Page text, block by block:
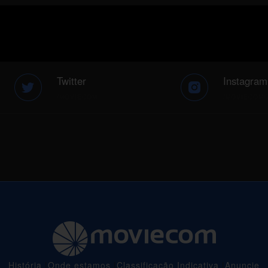
Twitter Instagram
História Onde estamos Classificação Indicativa Anuncie